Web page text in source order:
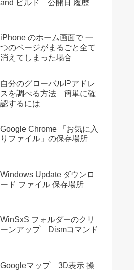
and ビルド 公開日 履歴
iPhone のホーム画面で 一
つのページがまるごと全て
消えてしまった場合
自分のグローバルIPアドレ
スを調べる方法 簡単に確
認するには
Google Chrome 「お気に入
りファイル」の保存場所
Windows Update ダウンロ
ード ファイル 保存場所
WinSxS フォルダーのクリ
ーンアップ Dismコマンド
Googleマップ 3D表示 操